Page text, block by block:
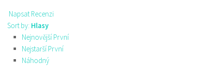
Napsat Recenzi
Sort by: Hlasy
Nejnovější První
Nejstarší První
Náhodný